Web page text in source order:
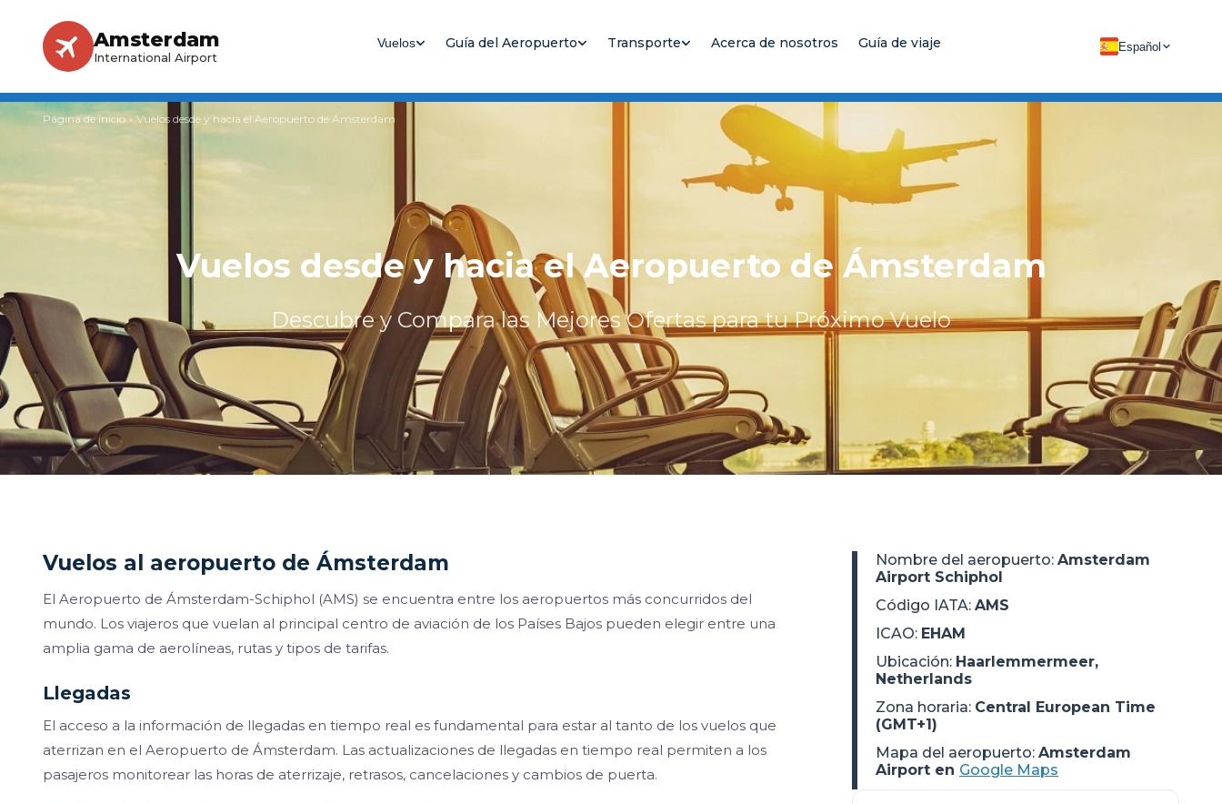
Amsterdam
International Airport
Vuelos Guía del Aeropuerto Transporte Acerca de nosotros Guía de viaje Español
Página de inicio » Vuelos desde y hacia el Aeropuerto de Ámsterdam
Vuelos desde y hacia el Aeropuerto de Ámsterdam
Descubre y Compara las Mejores Ofertas para tu Próximo Vuelo
Vuelos al aeropuerto de Ámsterdam
El Aeropuerto de Ámsterdam-Schiphol (AMS) se encuentra entre los aeropuertos más concurridos del
mundo. Los viajeros que vuelan al principal centro de aviación de los Países Bajos pueden elegir entre una
amplia gama de aerolíneas, rutas y tipos de tarifas.
Llegadas
El acceso a la información de llegadas en tiempo real es fundamental para estar al tanto de los vuelos que
aterrizan en el Aeropuerto de Ámsterdam. Las actualizaciones de llegadas en tiempo real permiten a los
pasajeros monitorear las horas de aterrizaje, retrasos, cancelaciones y cambios de puerta.
Nombre del aeropuerto: Amsterdam
Airport Schiphol
Código IATA: AMS
ICAO: EHAM
Ubicación: Haarlemmermeer,
Netherlands
Zona horaria: Central European Time
(GMT+1)
Mapa del aeropuerto: Amsterdam
Airport en Google Maps